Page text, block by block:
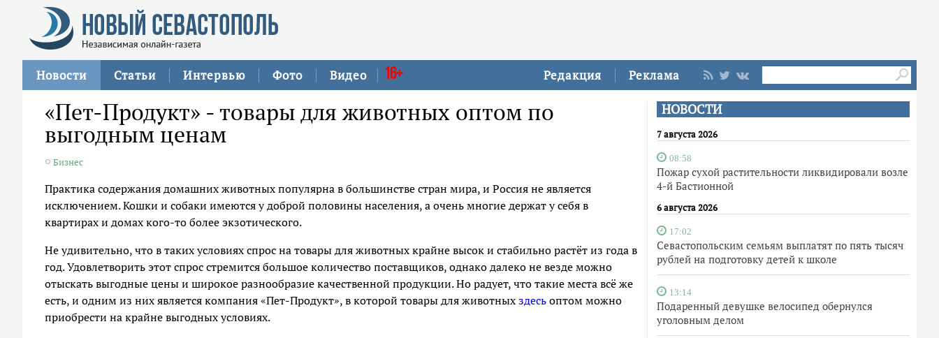
Редакция Реклама
Новости Статьи Интервью Фото Видео 16+
НОВОСТИ
7 августа 2026
08:58
Пожар сухой растительности ликвидировали возле
4-й Бастионной
6 августа 2026
17:02
Севастопольским семьям выплатят по пять тысяч
рублей на подготовку детей к школе
13:14
Подаренный девушке велосипед обернулся
уголовным делом
«Пет-Продукт» - товары для животных оптом по
выгодным ценам
Бизнес
Практика содержания домашних животных популярна в большинстве стран мира, и Россия не является
исключением. Кошки и собаки имеются у доброй половины населения, а очень многие держат у себя в
квартирах и домах кого-то более экзотического.
Не удивительно, что в таких условиях спрос на товары для животных крайне высок и стабильно растёт из года в
год. Удовлетворить этот спрос стремится большое количество поставщиков, однако далеко не везде можно
отыскать выгодные цены и широкое разнообразие качественной продукции. Но радует, что такие места всё же
есть, и одним из них является компания «Пет-Продукт», в которой товары для животныхздесьоптом можно
приобрести на крайне выгодных условиях.